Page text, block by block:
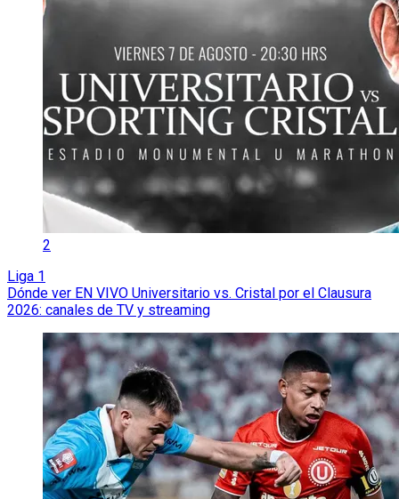
2
Liga 1
Dónde ver EN VIVO Universitario vs. Cristal por el Clausura
2026: canales de TV y streaming